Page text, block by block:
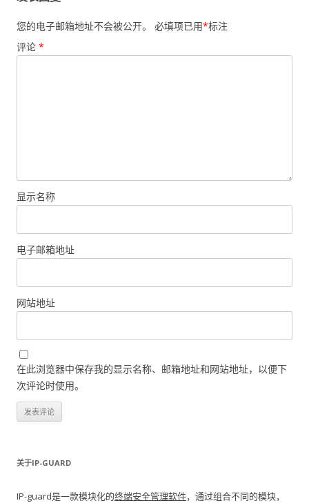
您的电子邮箱地址不会被公开。 必填项已用*标注
评论 *
显示名称
电子邮箱地址
网站地址
在此浏览器中保存我的显示名称、邮箱地址和网站地址，以便下
次评论时使用。
关于IP-GUARD
IP-guard是一款模块化的终端安全管理软件，通过组合不同的模块，